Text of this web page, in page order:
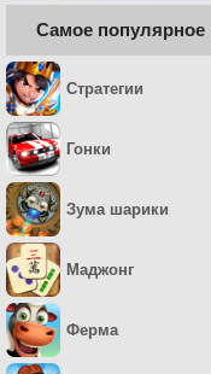
Самое популярное
Стратегии
Гонки
Зума шарики
Маджонг
Ферма